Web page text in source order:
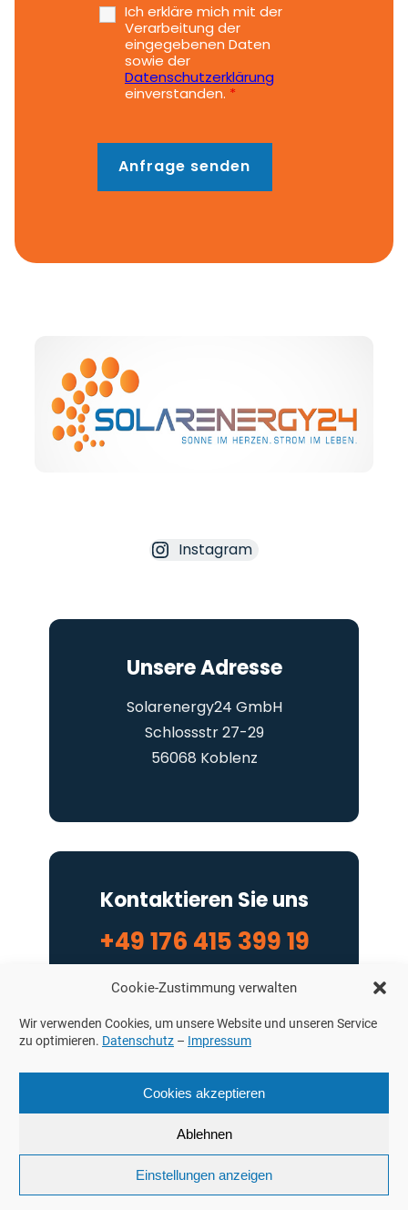
Cookie-Zustimmung verwalten
Wir verwenden Cookies, um unsere Website und unseren Service
zu optimieren. Datenschutz – Impressum
Cookies akzeptieren
Ablehnen
Einstellungen anzeigen
Ich erkläre mich mit der
Verarbeitung der
eingegebenen Daten
sowie der
Datenschutzerklärung
einverstanden. *
Instagram
Unsere Adresse
Solarenergy24 GmbH
Schlossstr 27-29
56068 Koblenz
Kontaktieren Sie uns
+49 176 415 399 19
info@solarenergy-24.de
Bürozeiten
Sa. – So.: geschlossen